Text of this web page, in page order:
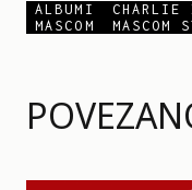
ALBUMI CHARLIE
MASCOM
MASCOM